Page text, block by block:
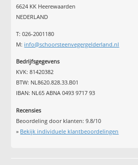
6624 KK Heerewaarden
NEDERLAND
T: 026-2001180
M: info@schoorsteenvegergelderland.nl
Bedrijfsgegevens
KVK: 81420382
BTW: NL8620.828.33.B01
IBAN: NL65 ABNA 0493 9717 93
Recensies
Beoordeling door klanten:9.8/10
» Bekijk individuele klantbeoordelingen